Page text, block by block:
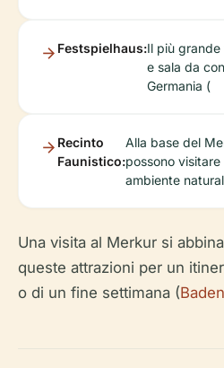
Festspielhaus:Il più
e sala da
Germania (
Recinto
Faunistico:
Alla base del
possono
ambiente
Una visita al Merkur si
queste attrazioni per un
o di un fine settimana (